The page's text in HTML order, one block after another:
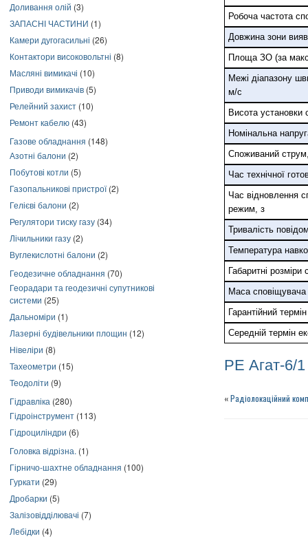
Доливання олій (3)
ЗАПАСНІ ЧАСТИНИ (1)
Камери дугогасильні (26)
Контактори високовольтні (8)
Масляні вимикачі (10)
Приводи вимикачів (5)
Релейний захист (10)
Ремонт кабелю (43)
Газове обладнання (148)
Азотні балони (2)
Побутові котли (5)
Газопальникові пристрої(2)
Гелієві балони (2)
Регулятори тиску газу (34)
Лічильники газу (2)
Вуглекислотні балони (2)
Геодезичне обладнання (70)
Георадари та геодезичні супутникові
системи (25)
Дальноміри (1)
Лазерні будівельники площин (12)
Нівеліри (8)
Тахеометри (15)
Теодоліти (9)
Гідравліка (280)
Гідроінструмент (113)
Гідроциліндри (6)
Головка відрізна. (1)
Гірничо-шахтне обладнання (100)
Гуркати (29)
Дробарки (5)
Залізовідділювачі (7)
Лебідки (4)
Робоча частота
Довжина зони
Площа ЗО (за
Межі діапазону
м/с
Висота установки
Номінальна
Споживаний
Час технічної
Час відновлення
режим, з
Тривалість
Температура
Габаритні
Маса сповіщувача
Гарантійний
Середній термін
РЕ Агат-6/
«Радіолокаційний